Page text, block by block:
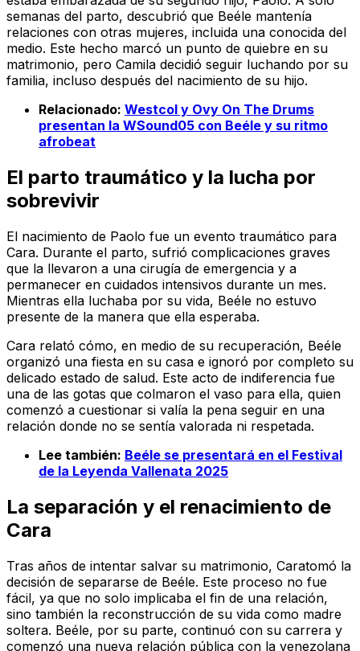
semanas del parto, descubrió que Beéle mantenía
relaciones con otras mujeres, incluida una conocida del
medio. Este hecho marcó un punto de quiebre en su
matrimonio, pero Camila decidió seguir luchando por su
familia, incluso después del nacimiento de su hijo.
Relacionado: Westcol y Ovy On The Drums
presentan la WSound05 con Beéle y su ritmo
afrobeat
El parto traumático y la lucha por
sobrevivir
El nacimiento de Paolo fue un evento traumático para
Cara. Durante el parto, sufrió complicaciones graves
que la llevaron a una cirugía de emergencia y a
permanecer en cuidados intensivos durante un mes.
Mientras ella luchaba por su vida, Beéle no estuvo
presente de la manera que ella esperaba.
Cara relató cómo, en medio de su recuperación, Beéle
organizó una fiesta en su casa e ignoró por completo su
delicado estado de salud. Este acto de indiferencia fue
una de las gotas que colmaron el vaso para ella, quien
comenzó a cuestionar si valía la pena seguir en una
relación donde no se sentía valorada ni respetada.
Lee también: Beéle se presentará en el Festival
de la Leyenda Vallenata 2025
La separación y el renacimiento de
Cara
Tras años de intentar salvar su matrimonio, Caratomó la
decisión de separarse de Beéle. Este proceso no fue
fácil, ya que no solo implicaba el fin de una relación,
sino también la reconstrucción de su vida como madre
soltera. Beéle, por su parte, continuó con su carrera y
comenzó una nueva relación pública con la venezolana